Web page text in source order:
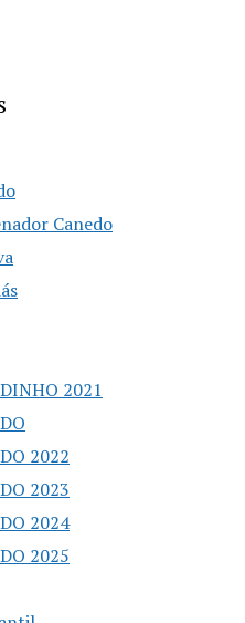
Canedo
2021
2022
2023
2024
2025